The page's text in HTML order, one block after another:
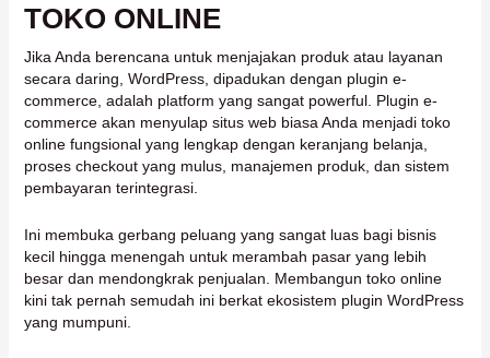
TOKO ONLINE
Jika Anda berencana untuk menjajakan produk atau layanan
secara daring, WordPress, dipadukan dengan plugin e-
commerce, adalah platform yang sangat powerful. Plugin e-
commerce akan menyulap situs web biasa Anda menjadi toko
online fungsional yang lengkap dengan keranjang belanja,
proses checkout yang mulus, manajemen produk, dan sistem
pembayaran terintegrasi.
Ini membuka gerbang peluang yang sangat luas bagi bisnis
kecil hingga menengah untuk merambah pasar yang lebih
besar dan mendongkrak penjualan. Membangun toko online
kini tak pernah semudah ini berkat ekosistem plugin WordPress
yang mumpuni.